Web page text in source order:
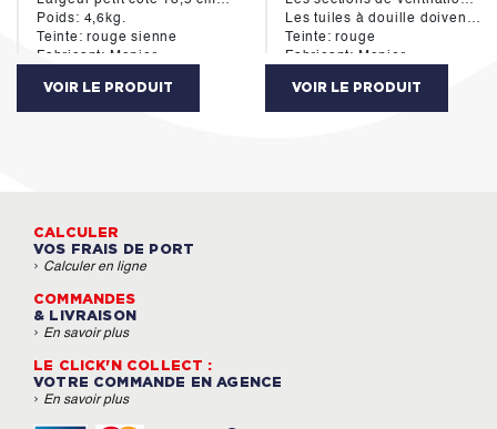
Poids: 4,6kg.
Teinte: rouge sienne
Fabricant: Monier
VOIR LE PRODUIT
Les tuiles à douille doivent être positionnées de préférence en haut de rampant.
Teinte: rouge
Fabricant: Monier
VOIR LE PRODUIT
CALCULER
VOS FRAIS DE PORT
› Calculer en ligne
COMMANDES
& LIVRAISON
› En savoir plus
LE CLICK'N COLLECT :
VOTRE COMMANDE EN AGENCE
› En savoir plus